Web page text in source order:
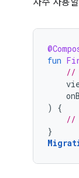
자주 사용
fun
//
)
{
//
}